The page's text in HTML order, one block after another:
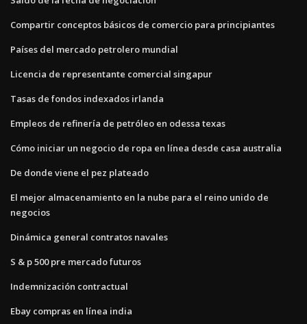
Compartir conceptos básicos de comercio para principiantes
Países del mercado petrolero mundial
Licencia de representante comercial singapur
Tasas de fondos indexados irlanda
Empleos de refinería de petróleo en odessa texas
Cómo iniciar un negocio de ropa en línea desde casa australia
De donde viene el pez plateado
El mejor almacenamiento en la nube para el reino unido de
negocios
Dinámica general contratos navales
S & p 500 pre mercado futuros
Indemnización contractual
Ebay compras en línea india